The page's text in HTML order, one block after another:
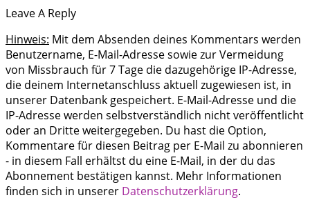
Leave A Reply
Hinweis: Mit dem Absenden deines Kommentars werden
Benutzername, E-Mail-Adresse sowie zur Vermeidung
von Missbrauch für 7 Tage die dazugehörige IP-Adresse,
die deinem Internetanschluss aktuell zugewiesen ist, in
unserer Datenbank gespeichert. E-Mail-Adresse und die
IP-Adresse werden selbstverständlich nicht veröffentlicht
oder an Dritte weitergegeben. Du hast die Option,
Kommentare für diesen Beitrag per E-Mail zu abonnieren
- in diesem Fall erhältst du eine E-Mail, in der du das
Abonnement bestätigen kannst. Mehr Informationen
finden sich in unserer Datenschutzerklärung.